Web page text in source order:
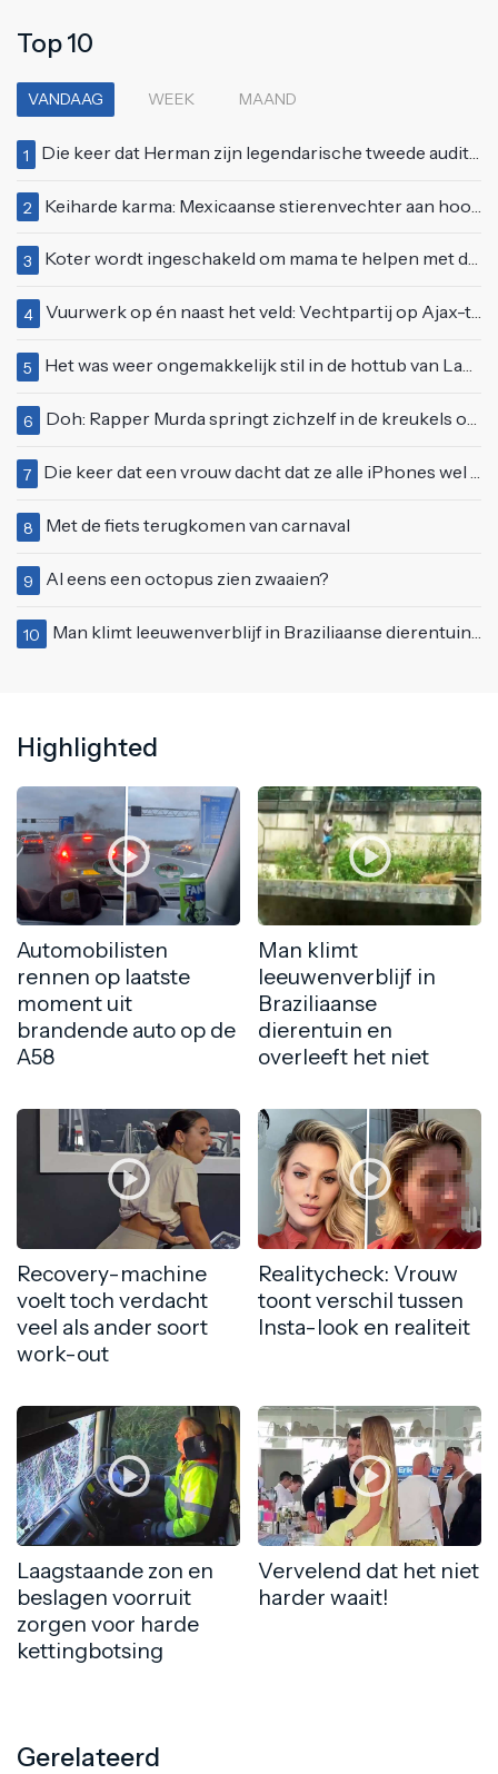
Top 10
VANDAAG WEEK MAAND
1 Die keer dat Herman zijn legendarische tweede auditie bij Idols deed
2 Keiharde karma: Mexicaanse stierenvechter aan hoorn gespietst voor ogen van duizenden toeschouwers
3 Koter wordt ingeschakeld om mama te helpen met de perfecte vakantiefoto te maken
4 Vuurwerk op én naast het veld: Vechtpartij op Ajax-tribune tussen supporters en stewards
5 Het was weer ongemakkelijk stil in de hottub van Lang Leve de Liefde
6 Doh: Rapper Murda springt zichzelf in de kreukels op het Moonstar Festival
7 Die keer dat een vrouw dacht dat ze alle iPhones wel op kon kopen
8 Met de fiets terugkomen van carnaval
9 Al eens een octopus zien zwaaien?
10 Man klimt leeuwenverblijf in Braziliaanse dierentuin en overleeft het niet
Highlighted
Automobilisten
rennen op laatste
moment uit
brandende auto op de
A58
Man klimt
leeuwenverblijf in
Braziliaanse
dierentuin en
overleeft het niet
Recovery-machine
voelt toch verdacht
veel als ander soort
work-out
Realitycheck: Vrouw
toont verschil tussen
Insta-look en realiteit
Laagstaande zon en
beslagen voorruit
zorgen voor harde
kettingbotsing
Vervelend dat het niet
harder waait!
Gerelateerd